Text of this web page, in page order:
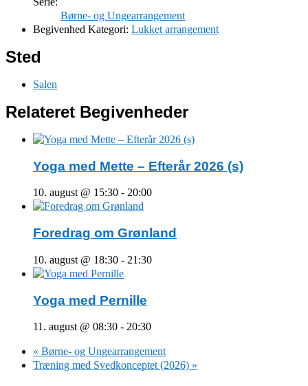
Børne- og Ungearrangement
Begivenhed Kategori: Lukket arrangement
Sted
Salen
Relateret Begivenheder
Yoga med Mette – Efterår 2026 (s)
10. august @ 15:30 - 20:00
Foredrag om Grønland
10. august @ 18:30 - 21:30
Yoga med Pernille
11. august @ 08:30 - 20:30
« Børne- og Ungearrangement
Træning med Svedkonceptet (2026) »